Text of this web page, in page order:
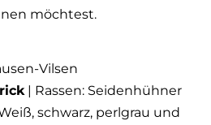
möchtest.
Vilsen
| Rassen: Seidenhühner
schwarz, perlgrau und